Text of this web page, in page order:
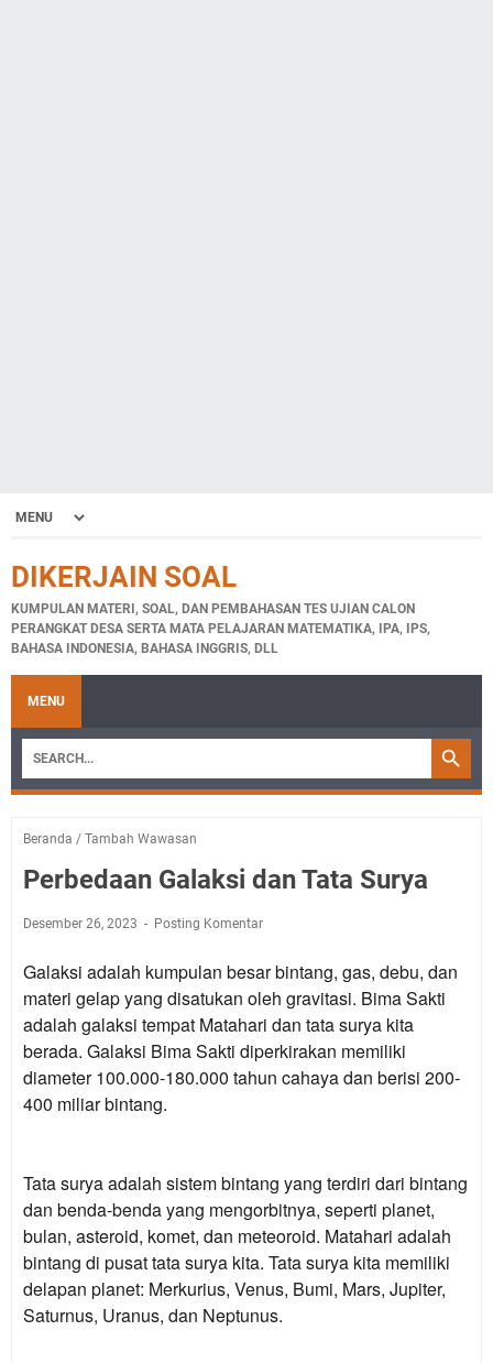
DIKERJAIN SOAL
KUMPULAN MATERI, SOAL, DAN PEMBAHASAN TES UJIAN CALON
PERANGKAT DESA SERTA MATA PELAJARAN MATEMATIKA, IPA, IPS,
BAHASA INDONESIA, BAHASA INGGRIS, DLL
MENU
Beranda / Tambah Wawasan
Perbedaan Galaksi dan Tata Surya
Desember 26, 2023 Posting Komentar
Galaksi adalah kumpulan besar bintang, gas, debu, dan
materi gelap yang disatukan oleh gravitasi. Bima Sakti
adalah galaksi tempat Matahari dan tata surya kita
berada. Galaksi Bima Sakti diperkirakan memiliki
diameter 100.000-180.000 tahun cahaya dan berisi 200-
400 miliar bintang.
Tata suryaadalah sistem bintang yang terdiri dari bintang
dan benda-benda yang mengorbitnya, seperti planet,
bulan, asteroid, komet, dan meteoroid. Matahari adalah
bintang di pusat tata surya kita. Tata surya kita memiliki
delapan planet: Merkurius, Venus, Bumi, Mars, Jupiter,
Saturnus, Uranus, dan Neptunus.